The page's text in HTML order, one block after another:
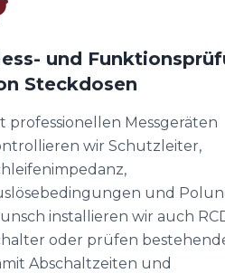
und
Steckdosen
professionellen Messgeräten
wir Schutzleiter,
und
installieren wir auch
oder prüfen
Abschaltzeiten und